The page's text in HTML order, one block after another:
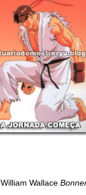
William Wallace